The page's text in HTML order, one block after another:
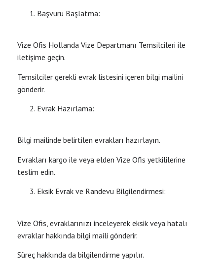
Başvuru Başlatma:
Vize Ofis Hollanda Vize Departmanı Temsilcileri ile
iletişime geçin.
Temsilciler gerekli evrak listesini içeren bilgi mailini
gönderir.
Evrak Hazırlama:
Bilgi mailinde belirtilen evrakları hazırlayın.
Evrakları kargo ile veya elden Vize Ofis yetkililerine
teslim edin.
Eksik Evrak ve Randevu Bilgilendirmesi:
Vize Ofis, evraklarınızı inceleyerek eksik veya hatalı
evraklar hakkında bilgi maili gönderir.
Süreç hakkında da bilgilendirme yapılır.